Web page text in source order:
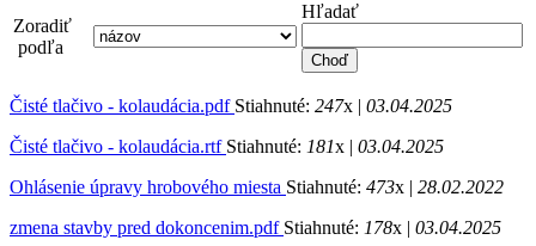
Zoradiť
podľa
Hľadať
Čisté tlačivo - kolaudácia.pdf Stiahnuté: 247x | 03.04.2025
Čisté tlačivo - kolaudácia.rtf Stiahnuté: 181x | 03.04.2025
Ohlásenie úpravy hrobového miesta Stiahnuté: 473x | 28.02.2022
zmena stavby pred dokoncenim.pdf Stiahnuté: 178x | 03.04.2025